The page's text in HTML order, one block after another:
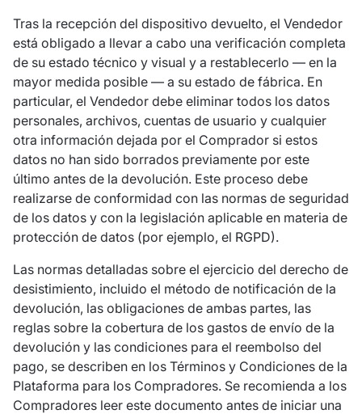
Tras la recepción del dispositivo devuelto, el Vendedor
está obligado a llevar a cabo una verificación completa
de su estado técnico y visual y a restablecerlo — en la
mayor medida posible — a su estado de fábrica. En
particular, el Vendedor debe eliminar todos los datos
personales, archivos, cuentas de usuario y cualquier
otra información dejada por el Comprador si estos
datos no han sido borrados previamente por este
último antes de la devolución. Este proceso debe
realizarse de conformidad con las normas de seguridad
de los datos y con la legislación aplicable en materia de
protección de datos (por ejemplo, el RGPD).
Las normas detalladas sobre el ejercicio del derecho de
desistimiento, incluido el método de notificación de la
devolución, las obligaciones de ambas partes, las
reglas sobre la cobertura de los gastos de envío de la
devolución y las condiciones para el reembolso del
pago, se describen en los Términos y Condiciones de la
Plataforma para los Compradores. Se recomienda a los
Compradores leer este documento antes de iniciar una